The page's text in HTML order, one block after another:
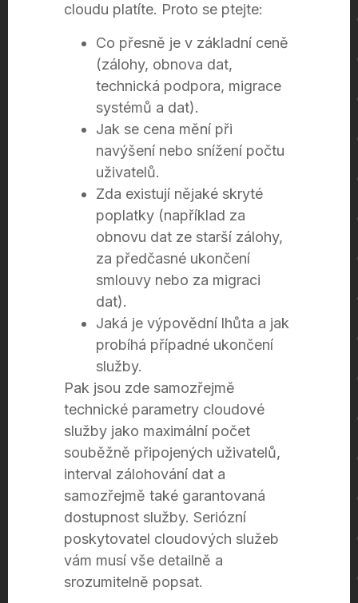
cloudu platíte. Proto se ptejte:
Co přesně je v základní ceně
(zálohy, obnova dat,
technická podpora, migrace
systémů a dat).
Jak se cena mění při
navýšení nebo snížení počtu
uživatelů.
Zda existují nějaké skryté
poplatky (například za
obnovu dat ze starší zálohy,
za předčasné ukončení
smlouvy nebo za migraci
dat).
Jaká je výpovědní lhůta a jak
probíhá případné ukončení
služby.
Pak jsou zde samozřejmě
technické parametry cloudové
služby jako maximální počet
souběžně připojených uživatelů,
interval zálohování dat a
samozřejmě také garantovaná
dostupnost služby. Seriózní
poskytovatel cloudových služeb
vám musí vše detailně a
srozumitelně popsat.